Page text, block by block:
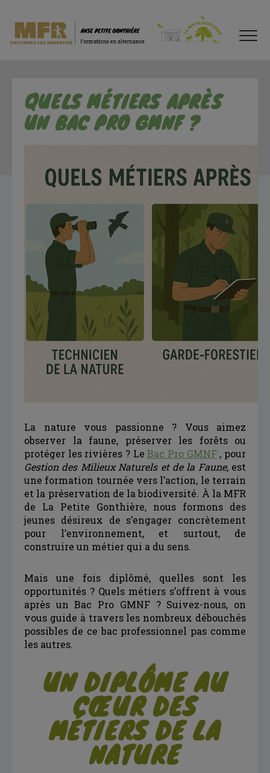
QUELS MÉTIERS APRÈS
UN BAC PRO GMNF ?
La nature vous passionne ? Vous aimez
observer la faune, préserver les forêts ou
protéger les rivières ? LeBac Pro GMNF, pour
Gestion des Milieux Naturels et de la Faune, est
une formation tournée vers l’action, le terrain
et la préservation de la biodiversité. À la MFR
de La Petite Gonthière, nous formons des
jeunes désireux de s’engager concrètement
pour l’environnement, et surtout, de
construire un métier qui a du sens.
Mais une fois diplômé, quelles sont les
opportunités ? Quels métiers s’offrent à vous
après un Bac Pro GMNF ? Suivez-nous, on
vous guide à travers les nombreux débouchés
possibles de ce bac professionnel pas comme
les autres.
UN DIPLÔME AU
CŒUR DES
MÉTIERS DE LA
NATURE